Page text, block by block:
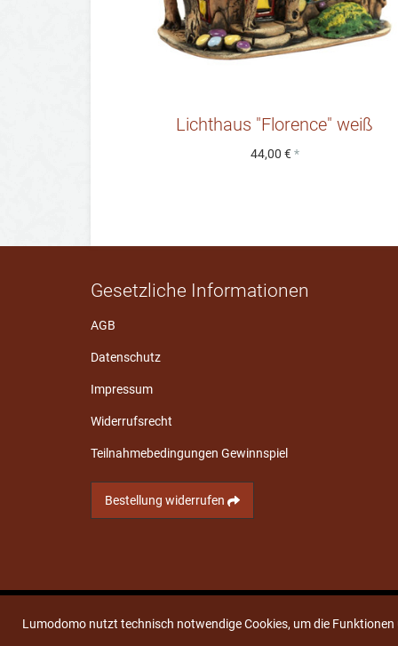
Lumodomo nutzt technisch notwendige Cookies, um die
Lichthaus "Florence" weiß
44,00 € *
Gesetzliche Informationen
AGB
Datenschutz
Impressum
Widerrufsrecht
Teilnahmebedingungen Gewinnspiel
Bestellung widerrufen